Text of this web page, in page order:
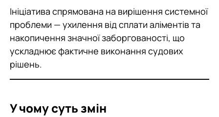
Ініціатива спрямована на вирішення системної
проблеми — ухилення від сплати аліментів та
накопичення значної заборгованості, що
ускладнює фактичне виконання судових
рішень.
У чому суть змін